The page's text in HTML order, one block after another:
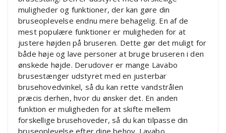
muligheder og funktioner, der kan gøre din
bruseoplevelse endnu mere behagelig. En af de
mest populære funktioner er muligheden for at
justere højden på bruseren. Dette gør det muligt for
både høje og lave personer at bruge bruseren i den
ønskede højde. Derudover er mange Lavabo
brusestænger udstyret med en justerbar
brusehovedvinkel, så du kan rette vandstrålen
præcis derhen, hvor du ønsker det. En anden
funktion er muligheden for at skifte mellem
forskellige brusehoveder, så du kan tilpasse din
bruseoplevelse efter dine behov. Lavabo